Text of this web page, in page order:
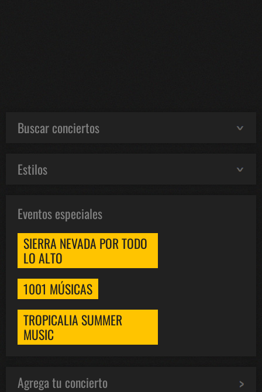
Buscar conciertos
Estilos
Eventos especiales
SIERRA NEVADA POR TODO
LO ALTO
1001 MÚSICAS
TROPICALIA SUMMER
MUSIC
Agrega tu concierto